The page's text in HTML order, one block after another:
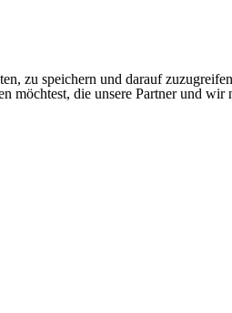
zu speichern und darauf
die unsere Partner und wir